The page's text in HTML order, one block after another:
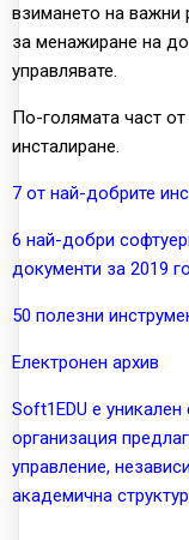
взимането на важни
за менажиране на
управлявате.
По-голямата част от
инсталиране.
7 от най-добрите
6 най-добри
документи за 2019
50 полезни
Електронен архив
Soft1EDU е
организация
управление,
академична